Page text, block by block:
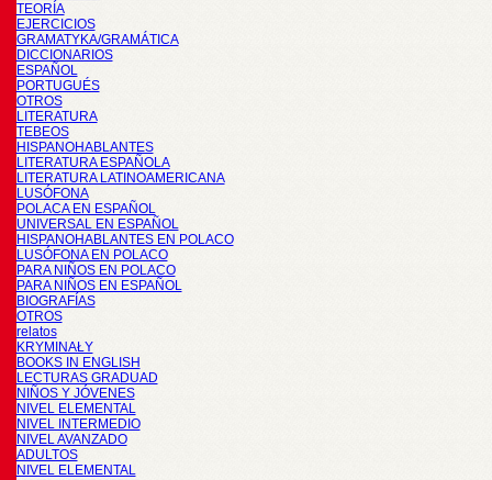
TEORÍA
EJERCICIOS
GRAMATYKA/GRAMÁTICA
DICCIONARIOS
ESPAÑOL
PORTUGUÉS
OTROS
LITERATURA
TEBEOS
HISPANOHABLANTES
LITERATURA ESPAÑOLA
LITERATURA LATINOAMERICANA
LUSÓFONA
POLACA EN ESPAÑOL
UNIVERSAL EN ESPAÑOL
HISPANOHABLANTES EN POLACO
LUSÓFONA EN POLACO
PARA NIÑOS EN POLACO
PARA NIÑOS EN ESPAÑOL
BIOGRAFÍAS
OTROS
relatos
KRYMINAŁY
BOOKS IN ENGLISH
LECTURAS GRADUAD
NIÑOS Y JÓVENES
NIVEL ELEMENTAL
NIVEL INTERMEDIO
NIVEL AVANZADO
ADULTOS
NIVEL ELEMENTAL